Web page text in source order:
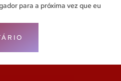
para a próxima vez que eu